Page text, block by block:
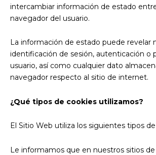
intercambiar información de estado
navegador del usuario.
La información de estado puede revelar
identificación de sesión, autenticación o
usuario, así como cualquier dato
navegador respecto al sitio de internet.
¿Qué tipos de cookies utilizamos?
El Sitio Web utiliza los siguientes tipos
Le informamos que en nuestros sitios